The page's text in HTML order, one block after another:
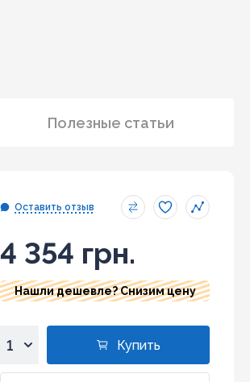
Полезные статьи
Оставить отзыв
4 354 грн.
Нашли дешевле? Снизим цену
Купить